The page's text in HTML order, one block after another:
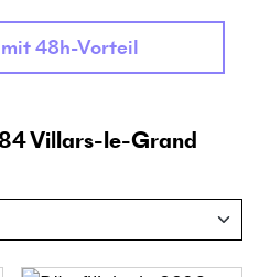
48h-Vorteil
Villars-le-Grand